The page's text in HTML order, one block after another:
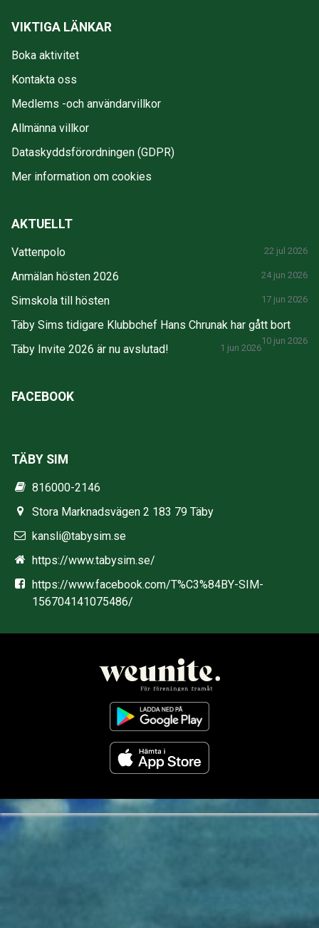
VIKTIGA LÄNKAR
Boka aktivitet
Kontakta oss
Medlems -och användarvillkor
Allmänna villkor
Dataskyddsförordningen (GDPR)
Mer information om cookies
AKTUELLT
Vattenpolo 22 jul 2026
Anmälan hösten 2026 24 jun 2026
Simskola till hösten 17 jun 2026
Täby Sims tidigare Klubbchef Hans Chrunak har gått bort
10 jun 2026
Täby Invite 2026 är nu avslutad! 1 jun 2026
FACEBOOK
TÄBY SIM
816000-2146
Stora Marknadsvägen 2 183 79 Täby
kansli@tabysim.se
https://www.tabysim.se/
https://www.facebook.com/T%C3%84BY-SIM-
156704141075486/